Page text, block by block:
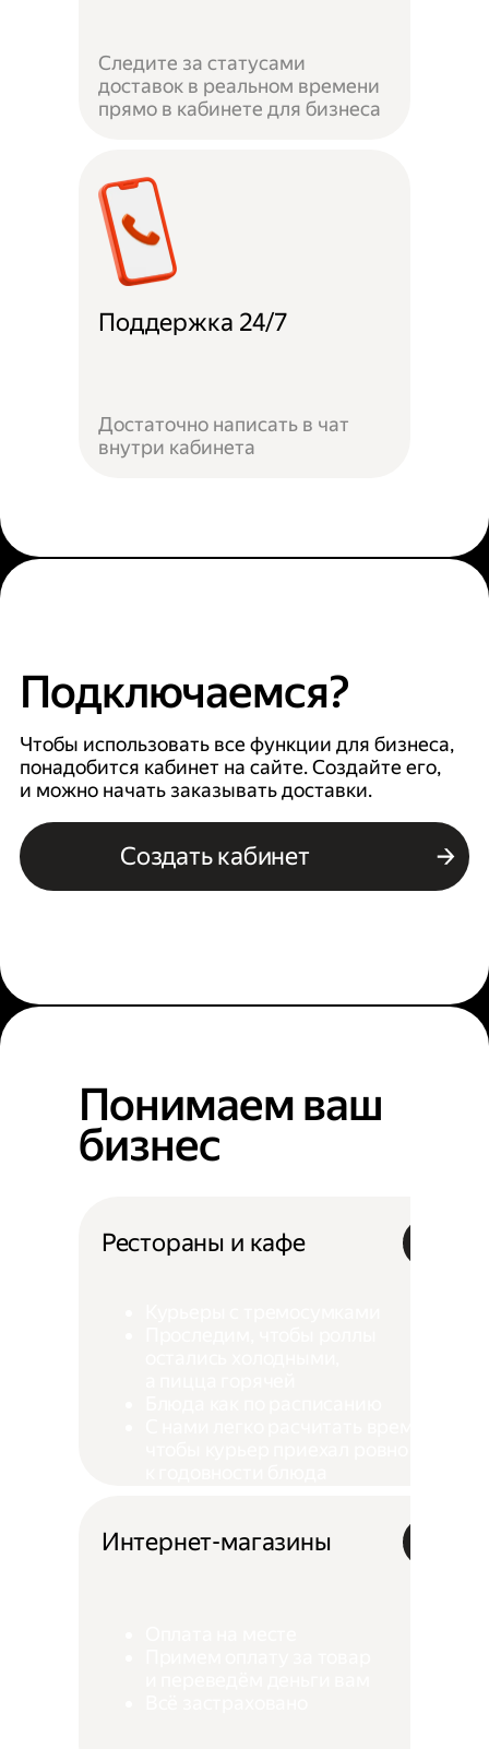
Следите за статусами
доставок в реальном времени
прямо в кабинете для бизнеса
Поддержка 24/7
Достаточно написать в чат
внутри кабинета
Подключаемся?
Чтобы использовать все функции для бизнеса,
понадобится кабинет на сайте. Создайте его,
и можно начать заказывать доставки.
Создать кабинет
Понимаем ваш
бизнес
Рестораны и кафе
Интернет-магазины